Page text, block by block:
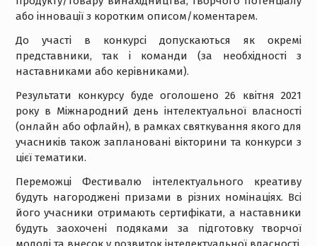
або інновації з коротким описом/коментарем.
До участі в конкурсі допускаються як окремі
представники, так і команди (за необхідності з
наставниками або керівниками).
Результати конкурсу буде оголошено 26 квітня 2021
року в Міжнародний день інтелектуальної власності
(онлайн або офлайн), в рамках святкування якого для
учасників також заплановані вікторини та конкурси з
цієї тематики.
Переможці Фестивалю інтелектуального креативу
будуть нагороджені призами в різних номінаціях. Всі
його учасники отримають сертифікати, а наставники
будуть заохочені подяками за підготовку творчої